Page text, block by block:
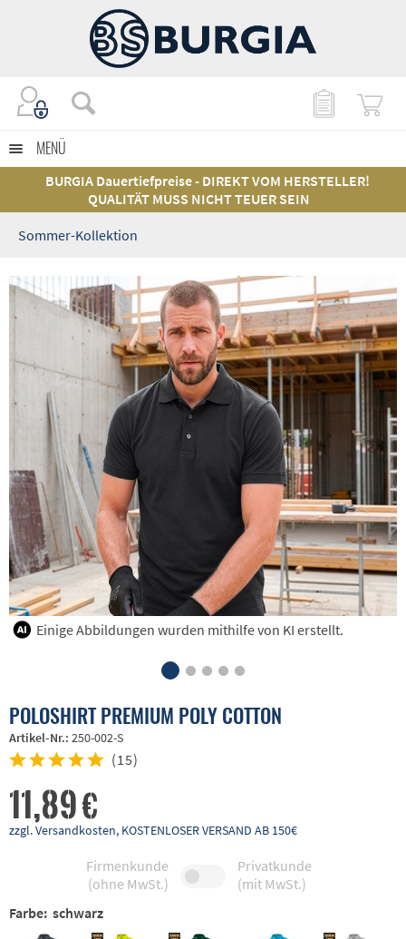
MENÜ
BURGIA Dauertiefpreise - DIREKT VOM HERSTELLER!
QUALITÄT MUSS NICHT TEUER SEIN
Sommer-Kollektion
Einige Abbildungen wurden mithilfe von KI erstellt.
POLOSHIRT PREMIUM POLY COTTON
Artikel-Nr.: 250-002-S
(15)
11,89 €
zzgl. Versandkosten, KOSTENLOSER VERSAND AB 150€
Firmenkunde
(ohne MwSt.)
Privatkunde
(mit MwSt.)
Farbe: schwarz